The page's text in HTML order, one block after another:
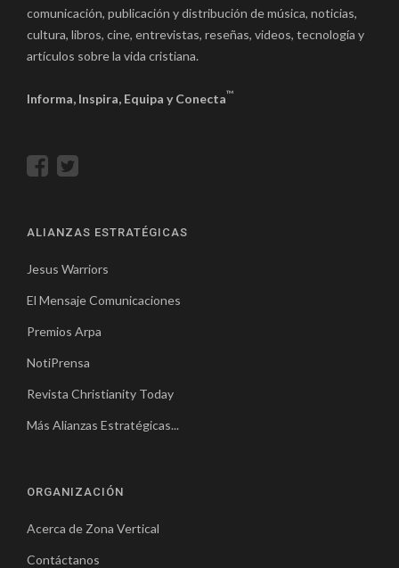
comunicación, publicación y distribución de música, noticias,
cultura, libros, cine, entrevistas, reseñas, videos, tecnología y
artículos sobre la vida cristiana.
Informa, Inspira, Equipa y Conecta™
ALIANZAS ESTRATÉGICAS
Jesus Warriors
El Mensaje Comunicaciones
Premios Arpa
NotiPrensa
Revista Christianity Today
Más Alianzas Estratégicas...
ORGANIZACIÓN
Acerca de Zona Vertical
Contáctanos